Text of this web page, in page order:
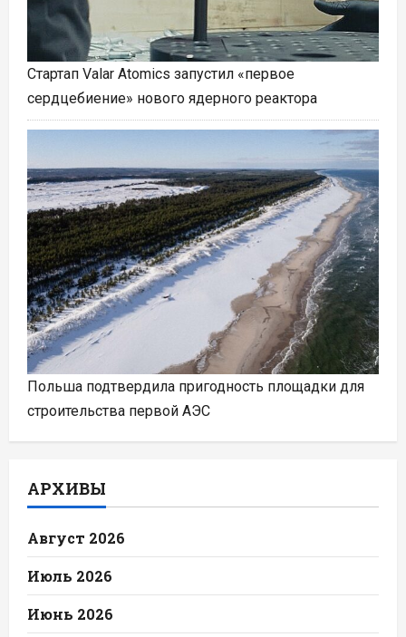
Стартап Valar Atomics запустил «первое
сердцебиение» нового ядерного реактора
Польша подтвердила пригодность площадки для
строительства первой АЭС
АРХИВЫ
Август 2026
Июль 2026
Июнь 2026